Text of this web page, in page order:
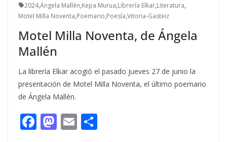
2024,Ángela Mallén,Kepa Murua,Librería Elkar,Literatura,
Motel Milla Noventa,Poemario,Poesía,Vitoria-Gasteiz
Motel Milla Noventa, de Ángela
Mallén
La librería Elkar acogió el pasado jueves 27 de junio la
presentación de Motel Milla Noventa, el último poemario
de Ángela Mallén.
F M E